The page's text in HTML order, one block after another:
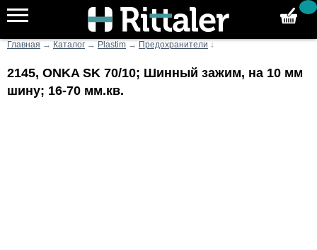
Главная → Каталог → Plastim → Предохранители ↓
2145, ONKA SK 70/10; Шинный зажим, на 10 мм
шину; 16-70 мм.кв.